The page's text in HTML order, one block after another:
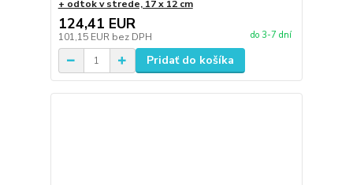
+ odtok v strede, 17 x 12 cm
124,41 EUR
101,15 EUR bez DPH do 3-7 dní
Pridať do košíka